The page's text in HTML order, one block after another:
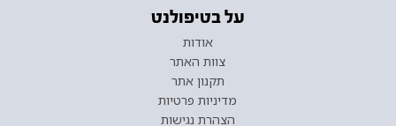
על בטיפולנט
אודות
צוות האתר
תקנון אתר
מדיניות פרטיות
הצהרת נגישות